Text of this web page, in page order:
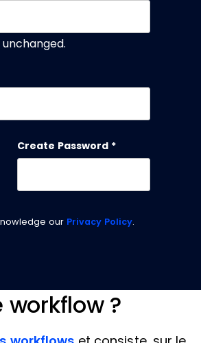
Create Password *
our Privacy Policy.
workflow ?